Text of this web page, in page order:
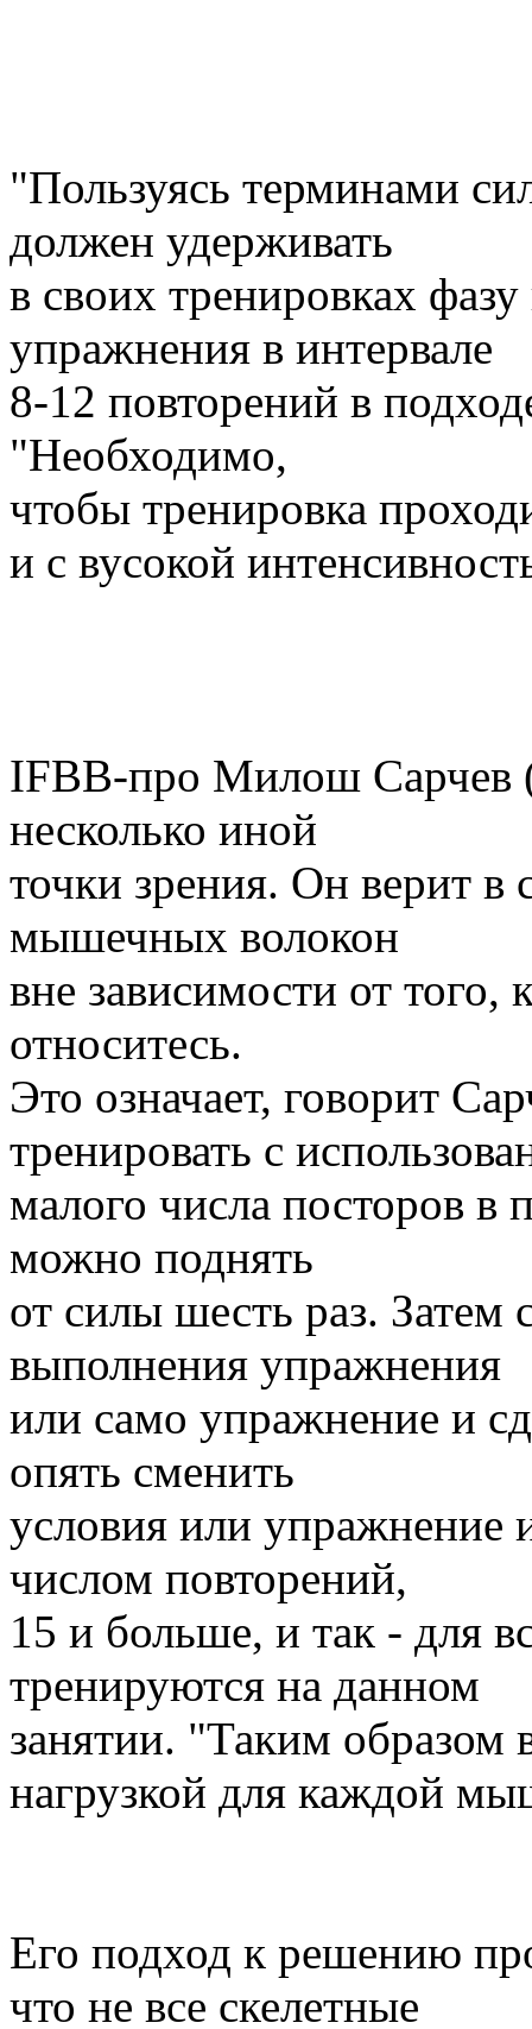
"Пользуясь терминами
должен удерживать
в своих тренировках
упражнения в интервале
8-12 повторений в
"Необходимо,
чтобы тренировка
и с вусокой
IFBB-про Милош Сарчев
несколько иной
точки зрения. Он верит в
мышечных волокон
вне зависимости от
относитесь.
Это означает, говорит
тренировать с
малого числа посторов в
можно поднять
от силы шесть раз. Затем
выполнения упражнения
или само упражнение и
опять сменить
условия или упражнение
числом повторений,
15 и больше, и так - для
тренируются на данном
занятии. "Таким образом
нагрузкой для каждой
Его подход к решению
что не все скелетные